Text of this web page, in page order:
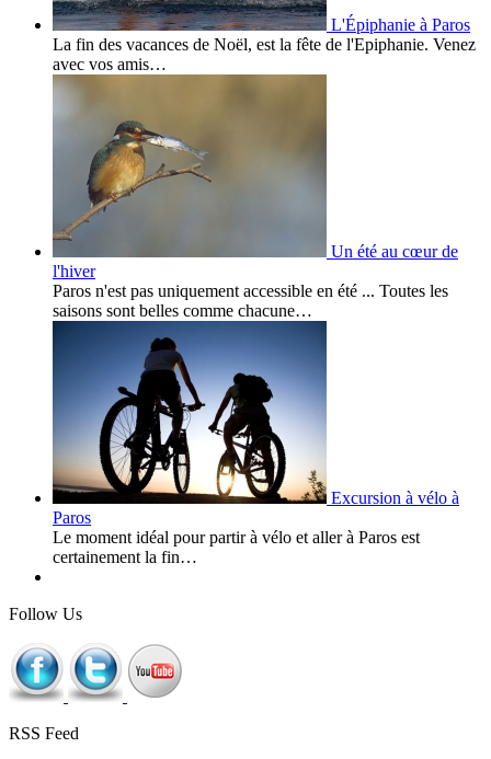
L'Épiphanie à Paros
La fin des vacances de Noël, est la fête de l'Epiphanie. Venez
avec vos amis…
Un été au cœur de
l'hiver
Paros n'est pas uniquement accessible en été ... Toutes les
saisons sont belles comme chacune…
Excursion à vélo à
Paros
Le moment idéal pour partir à vélo et aller à Paros est
certainement la fin…
Follow Us
RSS Feed